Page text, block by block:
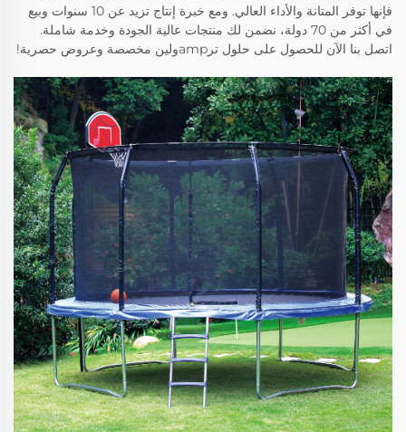
فإنها توفر المتانة والأداء العالي. ومع خبرة إنتاج تزيد عن 10 سنوات وبيع
في أكثر من 70 دولة، نضمن لك منتجات عالية الجودة وخدمة شاملة.
اتصل بنا الآن للحصول على حلول ترampولين مخصصة وعروض حصرية!